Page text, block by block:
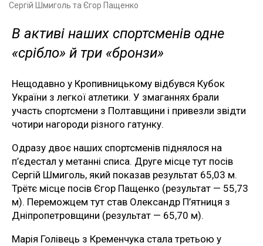
Сергій Шмиголь та Єгор Пащенко
В активі наших спортсменів одне
«срібло» й три «бронзи»
Нещодавно у Кропивницькому відбувся Кубок
України з легкої атлетики. У змаганнях брали
участь спортсмени з Полтавщини і привезли звідти
чотири нагороди різного гатунку.
Одразу двоє наших спортсменів піднялося на
п’єдестал у метанні списа. Друге місце тут посів
Сергій Шмиголь, який показав результат 65,03 м.
Трётє місце посів Єгор Пащенко (результат — 55,73
м). Переможцем тут став Олександр П’ятниця з
Дніпропетровщини (результат — 65,70 м).
Марія Голівець з Кременчука стала третьою у